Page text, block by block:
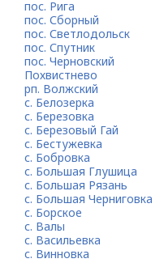
пос. Рига
пос. Сборный
пос. Светлодольск
пос. Спутник
пос. Черновский
Похвистнево
рп. Волжский
с. Белозерка
с. Березовка
с. Березовый Гай
с. Бестужевка
с. Бобровка
с. Большая Глушица
с. Большая Рязань
с. Большая Черниговка
с. Борское
с. Валы
с. Васильевка
с. Винновка